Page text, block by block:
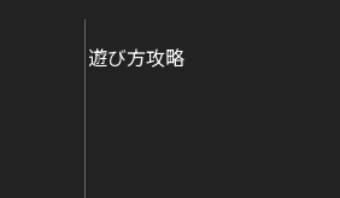
遊び方攻略